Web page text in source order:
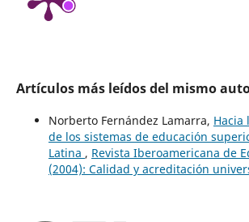
Artículos más leídos del mismo
Norberto Fernández Lamarra, Hacia
de los sistemas de educación
Latina , Revista Iberoamericana de
(2004): Calidad y acreditación